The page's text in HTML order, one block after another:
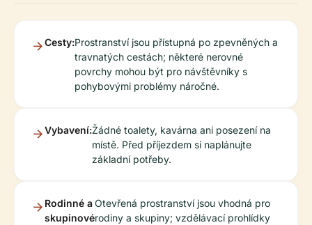
Cesty:Prostranství jsou přístupná po zpevněných a
travnatých cestách; některé nerovné
povrchy mohou být pro návštěvníky s
pohybovými problémy náročné.
Vybavení:Žádné toalety, kavárna ani posezení na
místě. Před příjezdem si naplánujte
základní potřeby.
Rodinné a
skupinové
Otevřená prostranství jsou vhodná pro
rodiny a skupiny; vzdělávací prohlídky